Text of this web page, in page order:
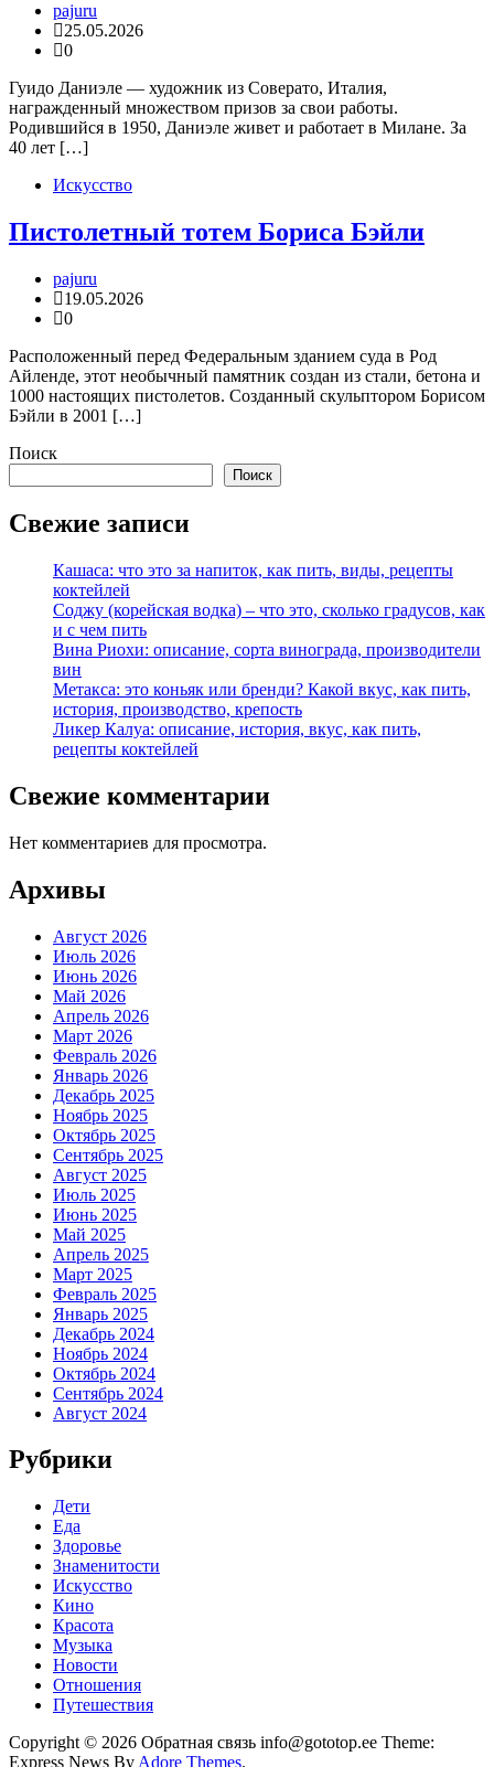
pajuru
25.05.2026
0
Гуидо Даниэле — художник из Соверато, Италия,
награжденный множеством призов за свои работы.
Родившийся в 1950, Даниэле живет и работает в Милане. За
40 лет […]
Искусство
Пистолетный тотем Бориса Бэйли
pajuru
19.05.2026
0
Расположенный перед Федеральным зданием суда в Род
Айленде, этот необычный памятник создан из стали, бетона и
1000 настоящих пистолетов. Созданный скульптором Борисом
Бэйли в 2001 […]
Поиск
Поиск
Свежие записи
Кашаса: что это за напиток, как пить, виды, рецепты
коктейлей
Соджу (корейская водка) – что это, сколько градусов, как
и с чем пить
Вина Риохи: описание, сорта винограда, производители
вин
Метакса: это коньяк или бренди? Какой вкус, как пить,
история, производство, крепость
Ликер Калуа: описание, история, вкус, как пить,
рецепты коктейлей
Свежие комментарии
Нет комментариев для просмотра.
Архивы
Август 2026
Июль 2026
Июнь 2026
Май 2026
Апрель 2026
Март 2026
Февраль 2026
Январь 2026
Декабрь 2025
Ноябрь 2025
Октябрь 2025
Сентябрь 2025
Август 2025
Июль 2025
Июнь 2025
Май 2025
Апрель 2025
Март 2025
Февраль 2025
Январь 2025
Декабрь 2024
Ноябрь 2024
Октябрь 2024
Сентябрь 2024
Август 2024
Рубрики
Дети
Еда
Здоровье
Знаменитости
Искусство
Кино
Красота
Музыка
Новости
Отношения
Путешествия
Copyright © 2026 Обратная связь info@gototop.ee Theme:
Express News By Adore Themes.